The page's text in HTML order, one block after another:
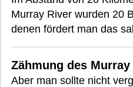
Murray River wurden 20
denen fördert man das
Zähmung des Murray
Aber man sollte nicht